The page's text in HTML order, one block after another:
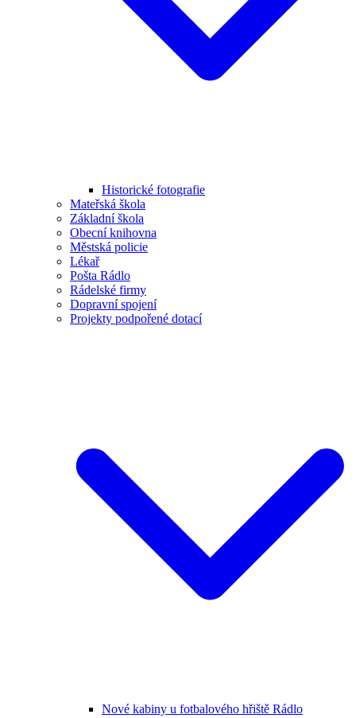
Historické fotografie
Mateřská škola
Základní škola
Obecní knihovna
Městská policie
Lékař
Pošta Rádlo
Rádelské firmy
Dopravní spojení
Projekty podpořené dotací
Nové kabiny u fotbalového hřiště Rádlo